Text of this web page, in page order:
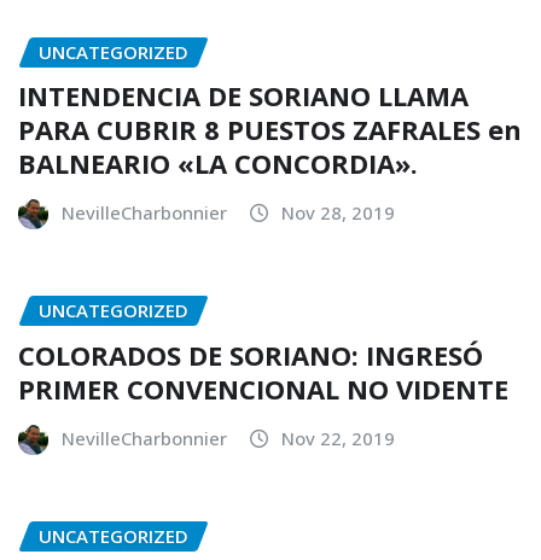
UNCATEGORIZED
INTENDENCIA DE SORIANO LLAMA
PARA CUBRIR 8 PUESTOS ZAFRALES en
BALNEARIO «LA CONCORDIA».
NevilleCharbonnier Nov 28, 2019
UNCATEGORIZED
COLORADOS DE SORIANO: INGRESÓ
PRIMER CONVENCIONAL NO VIDENTE
NevilleCharbonnier Nov 22, 2019
UNCATEGORIZED